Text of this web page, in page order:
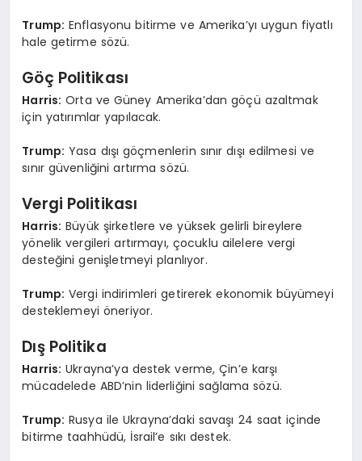
Trump: Enflasyonu bitirme ve Amerika’yı uygun fiyatlı
hale getirme sözü.
Göç Politikası
Harris: Orta ve Güney Amerika’dan göçü azaltmak
için yatırımlar yapılacak.
Trump: Yasa dışı göçmenlerin sınır dışı edilmesi ve
sınır güvenliğini artırma sözü.
Vergi Politikası
Harris: Büyük şirketlere ve yüksek gelirli bireylere
yönelik vergileri artırmayı, çocuklu ailelere vergi
desteğini genişletmeyi planlıyor.
Trump: Vergi indirimleri getirerek ekonomik büyümeyi
desteklemeyi öneriyor.
Dış Politika
Harris: Ukrayna’ya destek verme, Çin’e karşı
mücadelede ABD’nin liderliğini sağlama sözü.
Trump: Rusya ile Ukrayna’daki savaşı 24 saat içinde
bitirme taahhüdü, İsrail’e sıkı destek.